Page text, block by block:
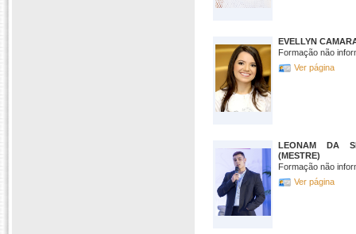
EVELLYN
Formação não
Ver página
LEONAM DA
(MESTRE)
Formação não
Ver página